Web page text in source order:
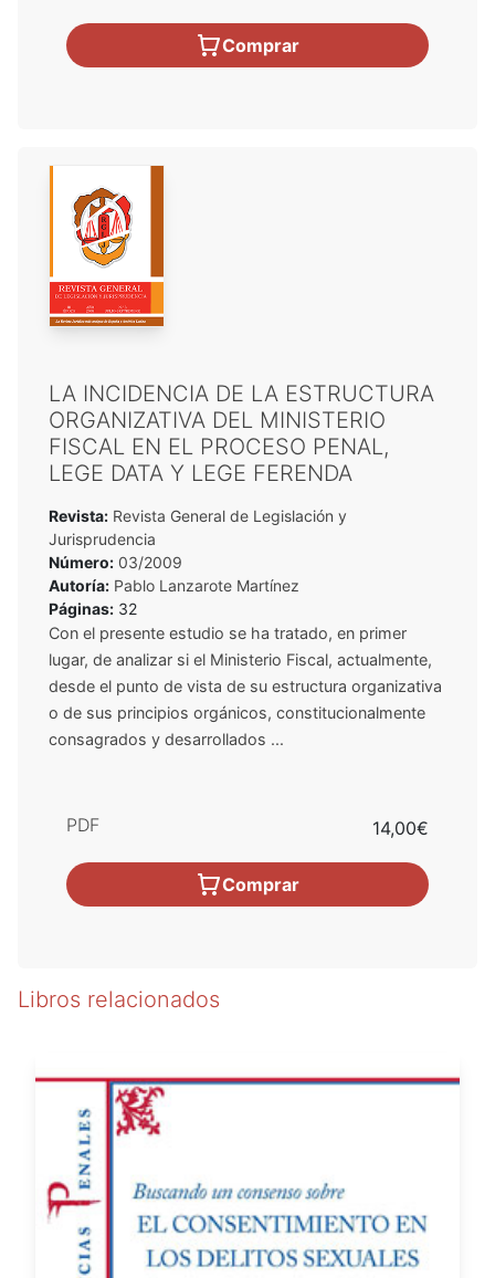
Comprar
LA INCIDENCIA DE LA ESTRUCTURA
ORGANIZATIVA DEL MINISTERIO
FISCAL EN EL PROCESO PENAL,
LEGE DATA Y LEGE FERENDA
Revista: Revista General de Legislación y
Jurisprudencia
Número: 03/2009
Autoría: Pablo Lanzarote Martínez
Páginas: 32
Con el presente estudio se ha tratado, en primer
lugar, de analizar si el Ministerio Fiscal, actualmente,
desde el punto de vista de su estructura organizativa
o de sus principios orgánicos, constitucionalmente
consagrados y desarrollados ...
PDF 14,00€
Comprar
Libros relacionados